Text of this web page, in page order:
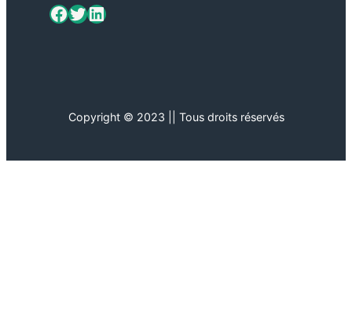
ViaMétiers sur Facebook Twitter LinkedIn
Copyright © 2023 || Tous droits réservés